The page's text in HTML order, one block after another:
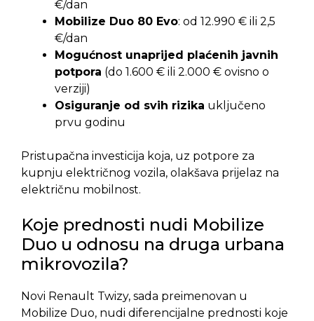
€/dan
Mobilize Duo 80 Evo: od 12.990 € ili 2,5
€/dan
Mogućnost unaprijed plaćenih javnih
potpora (do 1.600 € ili 2.000 € ovisno o
verziji)
Osiguranje od svih rizika uključeno
prvu godinu
Pristupačna investicija koja, uz potpore za
kupnju električnog vozila, olakšava prijelaz na
električnu mobilnost.
Koje prednosti nudi Mobilize
Duo u odnosu na druga urbana
mikrovozila?
Novi Renault Twizy, sada preimenovan u
Mobilize Duo, nudi diferencijalne prednosti koje